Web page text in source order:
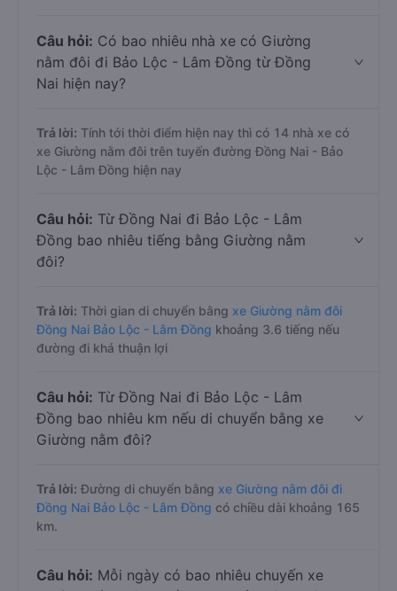
Câu hỏi: Có bao nhiêu nhà xe có Giường
nằm đôi đi Bảo Lộc - Lâm Đồng từ Đồng
Nai hiện nay?
Trả lời: Tính tới thời điểm hiện nay thì có 14 nhà xe có
xe Giường nằm đôi trên tuyến đường Đồng Nai - Bảo
Lộc - Lâm Đồng hiện nay
Câu hỏi: Từ Đồng Nai đi Bảo Lộc - Lâm
Đồng bao nhiêu tiếng bằng Giường nằm
đôi?
Trả lời: Thời gian di chuyển bằng xe Giường nằm đôi
Đồng Nai Bảo Lộc - Lâm Đồng khoảng 3.6 tiếng nếu
đường đi khá thuận lợi
Câu hỏi: Từ Đồng Nai đi Bảo Lộc - Lâm
Đồng bao nhiêu km nếu di chuyển bằng xe
Giường nằm đôi?
Trả lời: Đường di chuyển bằng xe Giường nằm đôi đi
Đồng Nai Bảo Lộc - Lâm Đồng có chiều dài khoảng 165
km.
Câu hỏi: Mỗi ngày có bao nhiêu chuyến xe